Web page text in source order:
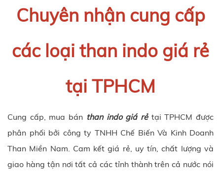
Chuyên nhận cung cấp
các loại than indo giá rẻ
tại TPHCM
Cung cấp, mua bán than indo giá rẻ tại TPHCM được
phân phối bởi công ty TNHH Chế Biến Và Kinh Doanh
Than Miền Nam. Cam kết giá rẻ, uy tín, chất lượng và
giao hàng tận nơi tất cả các tỉnh thành trên cả nước nói